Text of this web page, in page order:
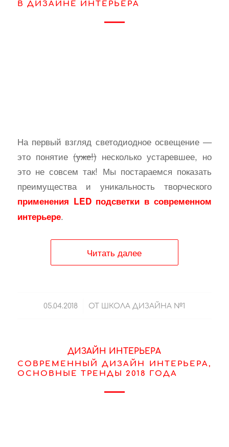
В ДИЗАЙНЕ ИНТЕРЬЕРА
На первый взгляд светодиодное освещение —
это понятие (уже!)несколько устаревшее, но
это не совсем так! Мы постараемся показать
преимущества и уникальность творческого
применения LED подсветки в современном
интерьере.
Читать далее
05.04.2018
/ ОТ ШКОЛА ДИЗАЙНА №1
ДИЗАЙН ИНТЕРЬЕРА
СОВРЕМЕННЫЙ ДИЗАЙН ИНТЕРЬЕРА,
ОСНОВНЫЕ ТРЕНДЫ 2018 ГОДА